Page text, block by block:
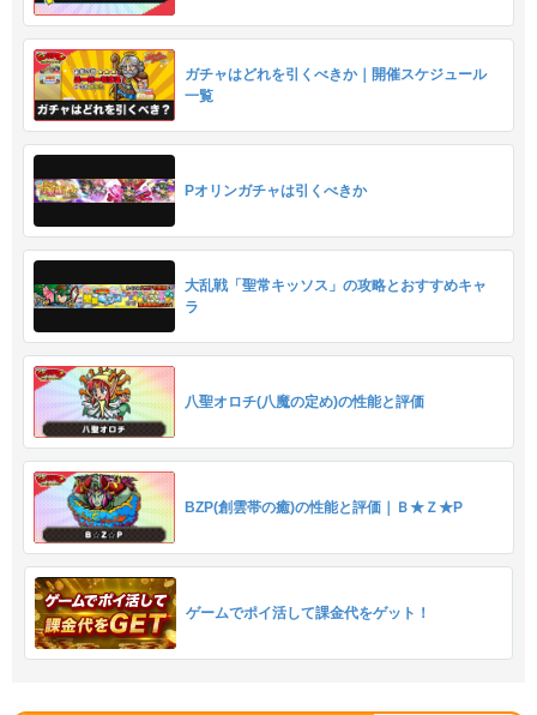
ガチャはどれを引くべきか｜開催スケジュール
一覧
Pオリンガチャは引くべきか
大乱戦「聖常キッソス」の攻略とおすすめキャ
ラ
八聖オロチ(八魔の定め)の性能と評価
BZP(創雲帯の癒)の性能と評価｜Ｂ★Ｚ★P
ゲームでポイ活して課金代をゲット！